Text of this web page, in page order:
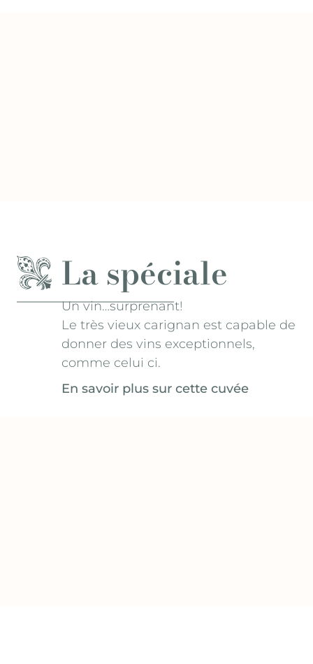
La spéciale
Un vin…surprenant!
Le très vieux carignan est capable de
donner des vins exceptionnels,
comme celui ci.
En savoir plus sur cette cuvée